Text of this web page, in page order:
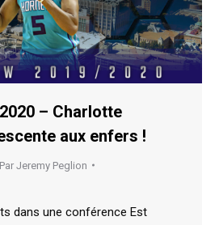
– Charlotte
aux enfers !
Par Jeremy Peglion
dans une conférence Est